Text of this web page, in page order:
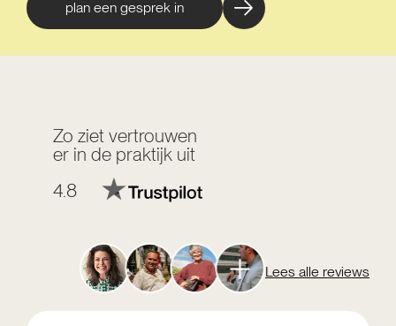
plan een gesprek in
Zo ziet vertrouwen
er in de praktijk uit
4.8
Lees alle reviews